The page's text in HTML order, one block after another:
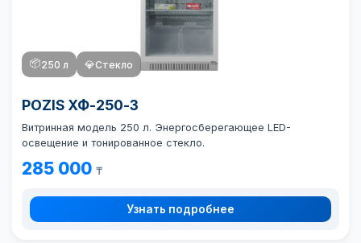
📦250 л 💎Стекло
POZIS ХФ-250-3
Витринная модель 250 л. Энергосберегающее LED-
освещение и тонированное стекло.
285 000 ₸
Узнать подробнее